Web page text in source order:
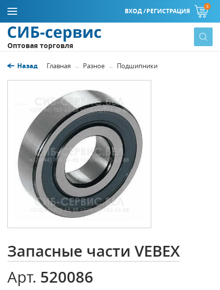
ВХОД /РЕГИСТРАЦИЯ
0
Оптовая торговля
Назад Главная Разное Подшипники
Запасные части VEBEX
Арт. 520086